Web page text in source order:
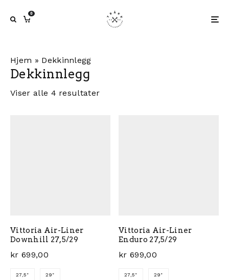
0
Hjem » Dekkinnlegg
Dekkinnlegg
Viser alle 4 resultater
Vittoria Air-Liner
Downhill 27,5/29
kr 699,00
27,5" 29"
Vittoria Air-Liner
Enduro 27,5/29
kr 699,00
27,5" 29"